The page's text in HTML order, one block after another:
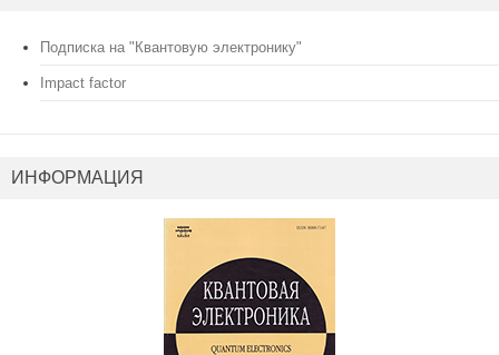
Подписка на "Квантовую электронику"
Impact factor
ИНФОРМАЦИЯ